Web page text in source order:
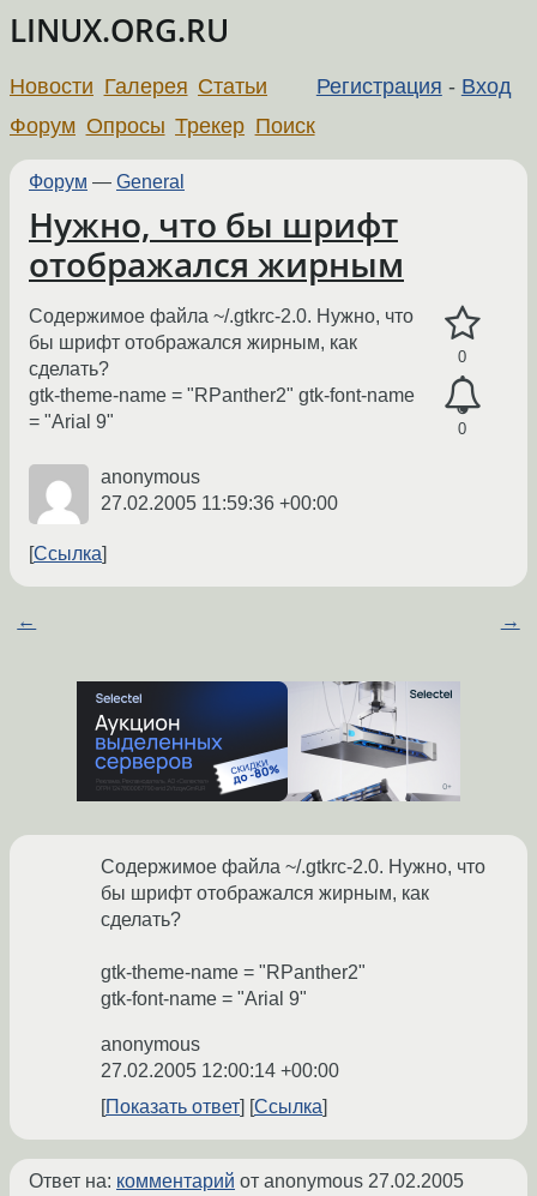
LINUX.ORG.RU
Регистрация - Вход
Новости Галерея Статьи
Форум Опросы Трекер Поиск
Форум — General
Нужно, что бы шрифт
отображался жирным
0
0
Содержимое файла ~/.gtkrc-2.0. Нужно, что
бы шрифт отображался жирным, как
сделать?
gtk-theme-name = "RPanther2" gtk-font-name
= "Arial 9"
anonymous
27.02.2005 11:59:36 +00:00
Ссылка
← →
Содержимое файла ~/.gtkrc-2.0. Нужно, что
бы шрифт отображался жирным, как
сделать?
gtk-theme-name = "RPanther2"
gtk-font-name = "Arial 9"
anonymous
27.02.2005 12:00:14 +00:00
Показать ответ
Ссылка
Ответ на: комментарий от anonymous 27.02.2005